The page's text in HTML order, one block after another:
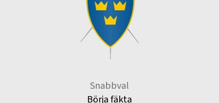
Snabbval
Börja fäkta